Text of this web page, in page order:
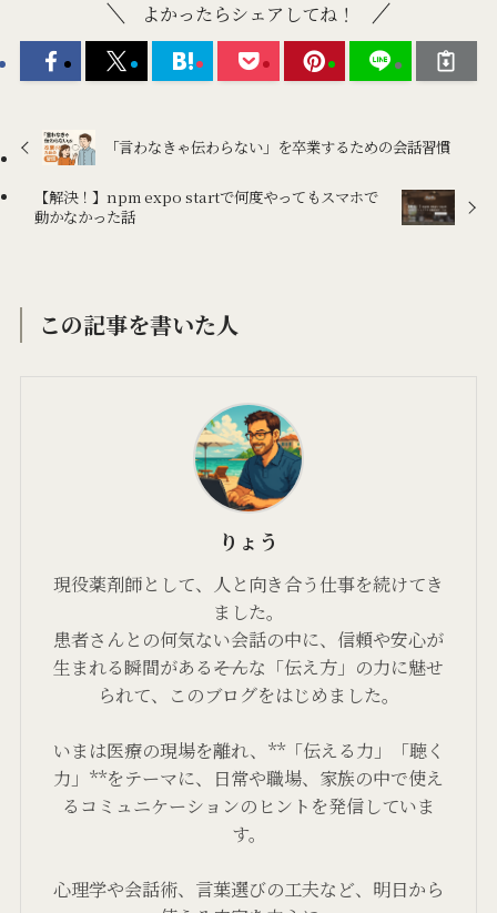
よかったらシェアしてね！
「言わなきゃ伝わらない」を卒業するための会話習慣
【解決！】npm expo startで何度やってもスマホで
動かなかった話
この記事を書いた人
りょう
現役薬剤師として、人と向き合う仕事を続けてき
ました。
患者さんとの何気ない会話の中に、信頼や安心が
生まれる瞬間がある――そんな「伝え方」の力に魅せ
られて、このブログをはじめました。
いまは医療の現場を離れ、**「伝える力」「聴く
力」**をテーマに、日常や職場、家族の中で使え
るコミュニケーションのヒントを発信していま
す。
心理学や会話術、言葉選びの工夫など、明日から